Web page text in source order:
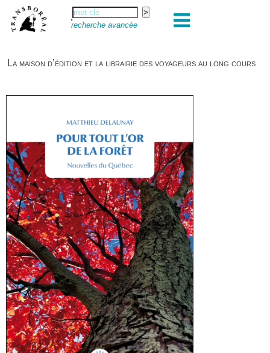
recherche avancée
La maison d’édition et la librairie des voyageurs au long cours